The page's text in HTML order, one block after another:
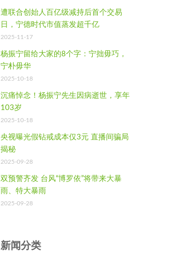
遭联合创始人百亿级减持后首个交易
日，宁德时代市值蒸发超千亿
2025-11-17
杨振宁留给大家的8个字：宁拙毋巧，
宁朴毋华
2025-10-18
沉痛悼念！杨振宁先生因病逝世，享年
103岁
2025-10-18
央视曝光假钻戒成本仅3元 直播间骗局
揭秘
2025-09-28
双预警齐发 台风“博罗依”将带来大暴
雨、特大暴雨
2025-09-28
新闻分类